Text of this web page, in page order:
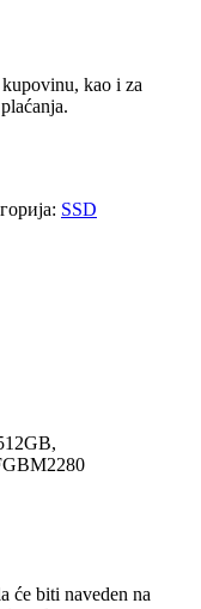
kao i za
SSD
će biti naveden na